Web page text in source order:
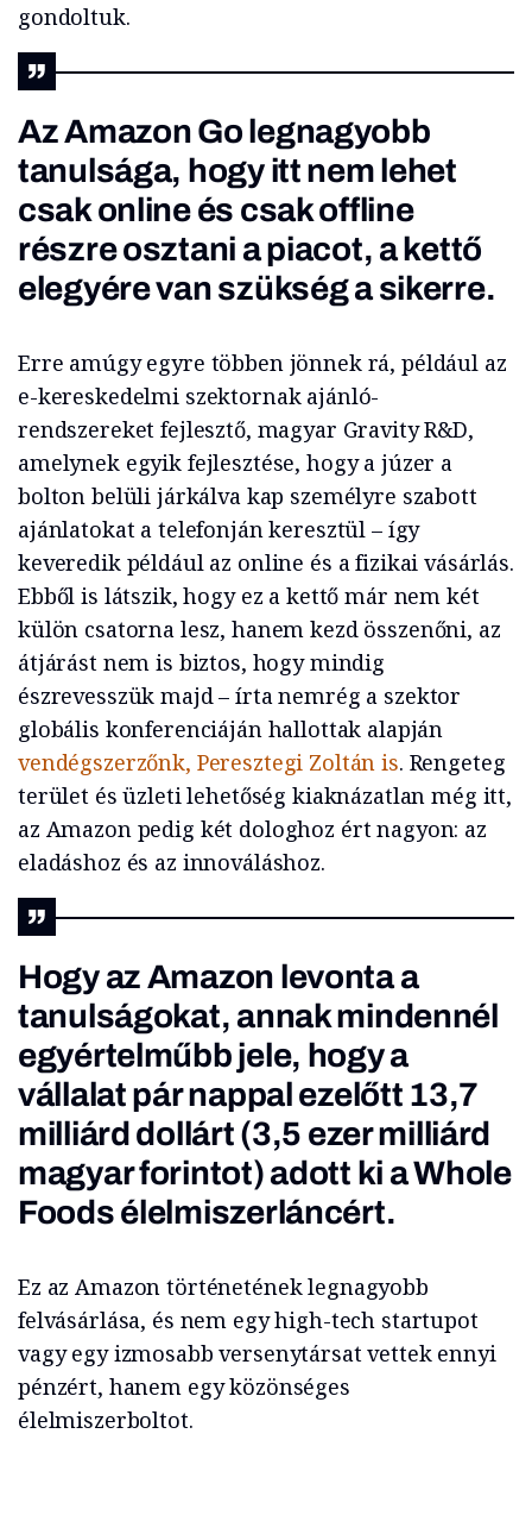
gondoltuk.
Az Amazon Go legnagyobb
tanulsága, hogy itt nem lehet
csak online és csak offline
részre osztani a piacot, a kettő
elegyére van szükség a sikerre.
Erre amúgy egyre többen jönnek rá, például az
e-kereskedelmi szektornak ajánló-
rendszereket fejlesztő, magyar Gravity R&D,
amelynek egyik fejlesztése, hogy a júzer a
bolton belüli járkálva kap személyre szabott
ajánlatokat a telefonján keresztül – így
keveredik például az online és a fizikai vásárlás.
Ebből is látszik, hogy ez a kettő már nem két
külön csatorna lesz, hanem kezd összenőni, az
átjárást nem is biztos, hogy mindig
észrevesszük majd – írta nemrég a szektor
globális konferenciáján hallottak alapján
vendégszerzőnk, Peresztegi Zoltán is. Rengeteg
terület és üzleti lehetőség kiaknázatlan még itt,
az Amazon pedig két dologhoz ért nagyon: az
eladáshoz és az innováláshoz.
Hogy az Amazon levonta a
tanulságokat, annak mindennél
egyértelműbb jele, hogy a
vállalat pár nappal ezelőtt 13,7
milliárd dollárt (3,5 ezer milliárd
magyar forintot) adott ki a Whole
Foods élelmiszerláncért.
Ez az Amazon történetének legnagyobb
felvásárlása, és nem egy high-tech startupot
vagy egy izmosabb versenytársat vettek ennyi
pénzért, hanem egy közönséges
élelmiszerboltot.